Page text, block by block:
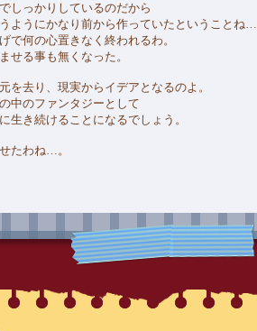
しっかりしているのだから
ようにかなり前から作っていたということね
で何の心置きなく終われるわ。
せる事も無くなった。
を去り、現実からイデアとなるのよ。
中のファンタジーとして
生き続けることになるでしょう。
たわね…。